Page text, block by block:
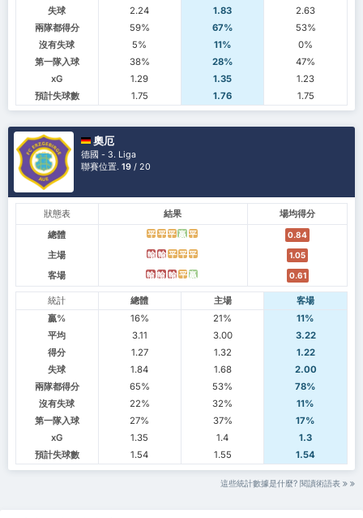
失球
2.24 1.83
2.63
兩隊都得分
59% 67%
53%
沒有失球
5% 11%
0%
第一隊入球
38% 28%
47%
xG
1.29 1.35
1.23
預計失球數
1.75 1.76 1.75
奧厄
德國 - 3. Liga
聯賽位置.19 / 20
狀態表 結果
場均得分
總體
平 平 平 贏 平 0.84
主場 輸 輸 平 平 平 1.05
客場 輸 輸 輸 平 贏 0.61
統計 總體 主場
客場
贏%
16% 21%
11%
平均
3.11 3.00
3.22
得分
1.27 1.32
1.22
失球
1.84 1.68
2.00
兩隊都得分
65% 53%
78%
沒有失球
22% 32%
11%
第一隊入球
27% 37%
17%
xG
1.35 1.4
1.3
預計失球數
1.54 1.55 1.54
這些統計數據是什麼? 閱讀術語表